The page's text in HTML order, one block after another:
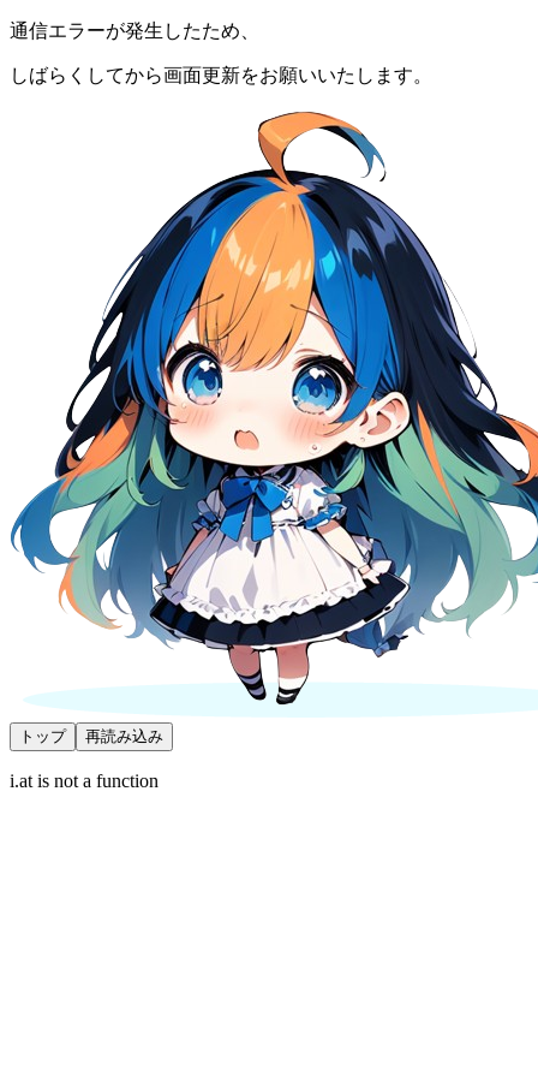
通信エラーが発生したため、
しばらくしてから画面更新をお願いいたします。
トップ 再読み込み
i.at is not a function